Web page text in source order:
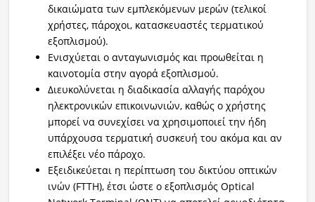
Εκπομπές
Πολιτισμός
δικαιώματα των εμπλεκόμενων μερών (τελικοί
χρήστες, πάροχοι, κατασκευαστές τερματικού
εξοπλισμού).
Ενισχύεται ο ανταγωνισμός και προωθείται η
καινοτομία στην αγορά εξοπλισμού.
Διευκολύνεται η διαδικασία αλλαγής παρόχου
ηλεκτρονικών επικοινωνιών, καθώς ο χρήστης
μπορεί να συνεχίσει να χρησιμοποιεί την ήδη
υπάρχουσα τερματική συσκευή του ακόμα και αν
επιλέξει νέο πάροχο.
Εξειδικεύεται η περίπτωση του δικτύου οπτικών
ινών (FTTH), έτσι ώστε ο εξοπλισμός Optical